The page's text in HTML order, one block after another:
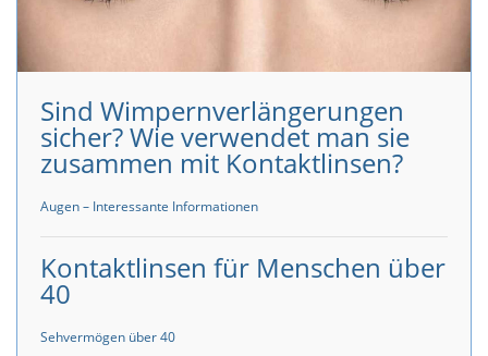
Sind Wimpernverlängerungen
sicher? Wie verwendet man sie
zusammen mit Kontaktlinsen?
Augen – Interessante Informationen
Kontaktlinsen für Menschen über
40
Sehvermögen über 40